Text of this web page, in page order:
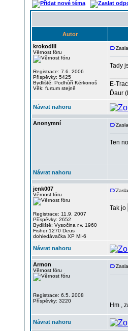
Autor
krokodill
Věrnost fóru
Registrace: 7.6. 2006
Příspěvky: 5425
Bydliště: Podhůří Kérkonoš
Věk: furtum stejně
Tady
E-
Ďaur
Návrat nahoru
Anonymní
Ten
Návrat nahoru
jenk007
Věrnost fóru
Registrace: 11.9. 2007
Příspěvky: 2652
Bydliště: Vysočina r.v. 1960
Fisher 1270 Deus
dohledávačka XP MI-6
Tak jo
Návrat nahoru
Armon
Věrnost fóru
Registrace: 6.5. 2008
Příspěvky: 3220
Hm ,
Návrat nahoru